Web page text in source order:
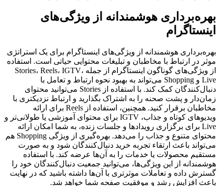
بهره‌برداری هوشمندانه از ویژگی‌های
اینستاگرام
بهره‌برداری هوشمندانه از ویژگی‌های اینستاگرام برای یک استراتژی
موثر در ارتباط با مخاطبان و تبلیغات محتوایی حیاتی است. استفاده
از ویژگی‌های گوناگون اینستاگرام از جمله Stories، Reels، IGTV،
Live و Shopping می‌تواند به بهبود نحوه ارتباط و تعامل با
دنبال‌کنندگان کمک کند. با استفاده از Stories می‌توانید محتوای
زمان‌دار و پشت صحنه را به اشتراک بگذارید و ارتباط نزدیکتری با
مخاطبان برقرار کنید. همچنین، استفاده از Reels برای ارائه
ویدیوهای کوتاه و جذاب، IGTV برای محتوای آموزشی یا طولانی‌تر و
Live برای برگزاری رویدادها و جلسات زنده، به شما امکان ارائه
محتوای متنوع و جذاب را می‌دهد. بهره‌گیری از ویژگی Shopping هم
می‌تواند باعث ارتقاء تجربه خرید دنبال‌کنندگان شود و به صورت
مستقیم محصولات یا خدمات را به آن‌ها عرضه کند. با استفاده
هوشمندانه از این ویژگی‌ها، می‌توانید جمعیت دنبال‌کنندگان خود را
گسترش داده و تعاملات موثرتری با آن‌ها داشته باشید که در نهایت
باعث افزایش رشد و موفقیت صفحه شما خواهد شد.